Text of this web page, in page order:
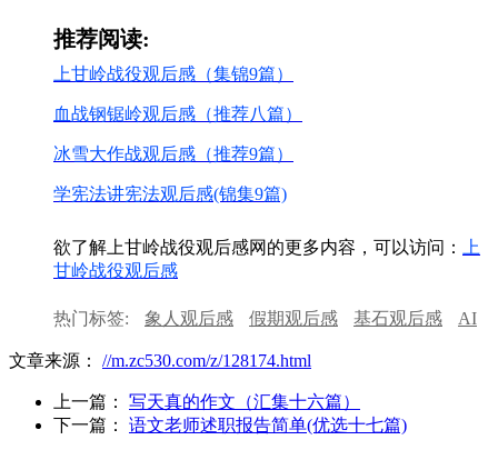
推荐阅读:
上甘岭战役观后感（集锦9篇）
血战钢锯岭观后感（推荐八篇）
冰雪大作战观后感（推荐9篇）
学宪法讲宪法观后感(锦集9篇)
欲了解上甘岭战役观后感网的更多内容，可以访问：
上
甘岭战役观后感
热门标签: 象人观后感 假期观后感 基石观后感
AI
文章来源：
//m.zc530.com/z/128174.html
上一篇：
写天真的作文（汇集十六篇）
下一篇：
语文老师述职报告简单(优选十七篇)